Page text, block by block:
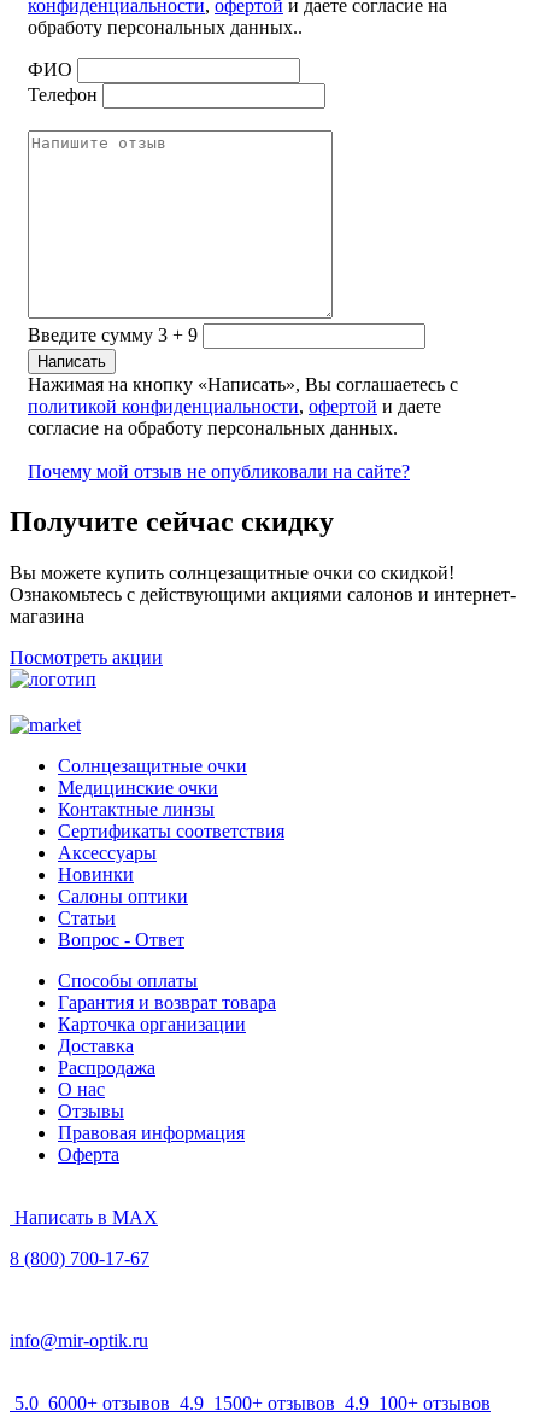
конфиденциальности, офертой и даете согласие на
обработу персональных данных..
ФИО
Телефон
Введите сумму 3 + 9
Нажимая на кнопку «Написать», Вы соглашаетесь с
политикой конфиденциальности, офертой и даете
согласие на обработу персональных данных.
Почему мой отзыв не опубликовали на сайте?
Получите сейчас скидку
Вы можете купить солнцезащитные очки со скидкой!
Ознакомьтесь с действующими акциями салонов и интернет-
магазина
Посмотреть акции
Солнцезащитные очки
Медицинские очки
Контактные линзы
Сертификаты соответствия
Аксессуары
Новинки
Салоны оптики
Статьи
Вопрос - Ответ
Способы оплаты
Гарантия и возврат товара
Карточка организации
Доставка
Распродажа
О нас
Отзывы
Правовая информация
Оферта
Написать в MAX
8 (800) 700-17-67
info@mir-optik.ru
5.0 6000+ отзывов 4.9 1500+ отзывов 4.9 100+ отзывов